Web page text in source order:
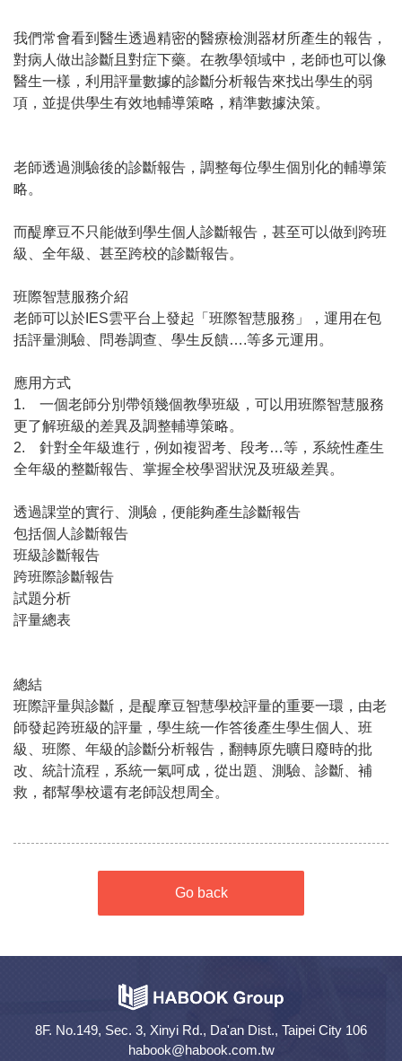
我們常會看到醫生透過精密的醫療檢測器材所產生的報告，
對病人做出診斷且對症下藥。在教學領域中，老師也可以像
醫生一樣，利用評量數據的診斷分析報告來找出學生的弱
項，並提供學生有效地輔導策略，精準數據決策。
老師透過測驗後的診斷報告，調整每位學生個別化的輔導策
略。
而醍摩豆不只能做到學生個人診斷報告，甚至可以做到跨班
級、全年級、甚至跨校的診斷報告。
班際智慧服務介紹
老師可以於IES雲平台上發起「班際智慧服務」，運用在包
括評量測驗、問卷調查、學生反饋….等多元運用。
應用方式
1. 一個老師分別帶領幾個教學班級，可以用班際智慧服務
更了解班級的差異及調整輔導策略。
2. 針對全年級進行，例如複習考、段考…等，系統性產生
全年級的整斷報告、掌握全校學習狀況及班級差異。
透過課堂的實行、測驗，便能夠產生診斷報告
包括個人診斷報告
班級診斷報告
跨班際診斷報告
試題分析
評量總表
總結
班際評量與診斷，是醍摩豆智慧學校評量的重要一環，由老
師發起跨班級的評量，學生統一作答後產生學生個人、班
級、班際、年級的診斷分析報告，翻轉原先曠日廢時的批
改、統計流程，系統一氣呵成，從出題、測驗、診斷、補
救，都幫學校還有老師設想周全。
Go back
8F. No.149, Sec. 3, Xinyi Rd., Da'an Dist., Taipei City 106
habook@habook.com.tw